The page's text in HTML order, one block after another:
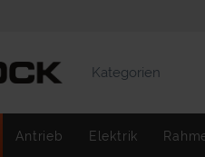
Kategorien
Antrieb Elektrik